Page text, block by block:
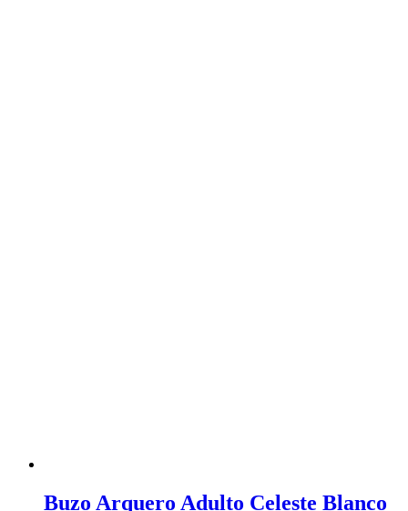
Buzo Arquero Adulto Celeste Blanco